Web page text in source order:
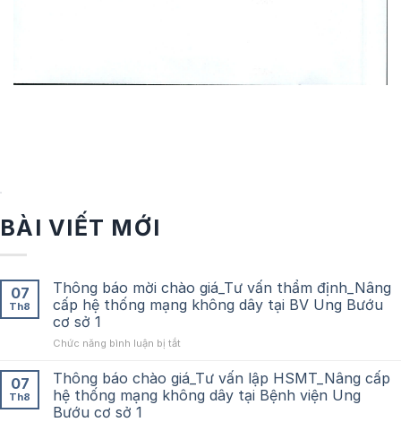
BÀI VIẾT MỚI
07
Th8
Thông báo mời chào giá_Tư vấn thẩm định_Nâng
cấp hệ thống mạng không dây tại BV Ung Bướu
cơ sở 1
Chức năng bình luận bị tắt
báo
mời
chào
07
Th8
Thông báo chào giá_Tư vấn lập HSMT_Nâng cấp
hệ thống mạng không dây tại Bệnh viện Ung
Bướu cơ sở 1